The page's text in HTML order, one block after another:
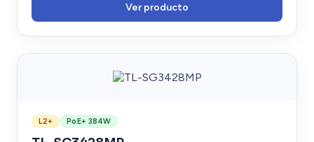
Ver producto
L2+ PoE+ 384W